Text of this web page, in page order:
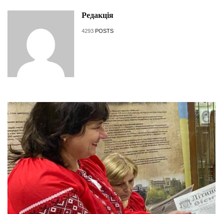
Редакція
4293 POSTS